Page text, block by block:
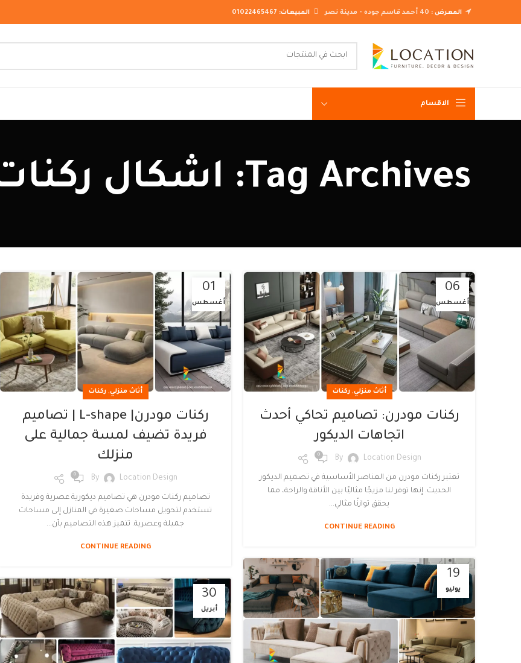
المعرض : المبيعات: 01022465467
الاقسام
غرف نوم مودرن
غرف نوم نيو كلاسيكTag Archives: اشكال ركنات مودرن حرف l
06
أغسطس
أثاث منزلي,ركنات
ركنات مودرن: تصاميم تحاكي أحدث
اتجاهات الديكور
By Location Design
0
تعتبر ركنات مودرن من العناصر الأساسية في تصميم الديكور
الحديث. إنها توفر لنا مزيجًا مثاليًا بين الأناقة والراحة، مما
يحقق توازنًا مثالي...
CONTINUE READING
01
أغسطس
أثاث منزلي,ركنات
ركنات مودرن| L-shape | تصاميم
فريدة تضيف لمسة جمالية على
منزلك
By Location Design
0
تصاميم ركنات مودرن هي تصاميم ديكورية عصرية وفريدة
تستخدم لتحويل مساحات صغيرة في المنازل إلى مساحات
جميلة وعصرية. تتميز هذه التصاميم بأن...
CONTINUE READING
19
يوليو 30
أبريل